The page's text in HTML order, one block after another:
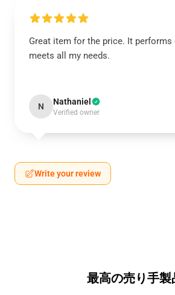
Great item for the price. It performs
meets all my needs.
N Nathaniel
Verified owner
Write your review
最高の売り手製